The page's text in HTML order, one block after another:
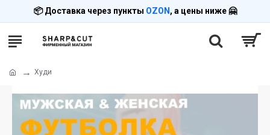
📦 Доставка через пункты OZON , а цены ниже 🤗
Худи